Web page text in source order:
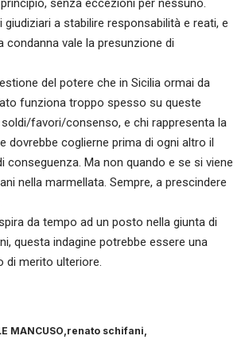
giudiziari a stabilire responsabilità e reati, e
condanna vale la presunzione di
del potere che in Sicilia ormai da
funziona troppo spesso su queste
soldi/favori/consenso, e chi rappresenta la
dovrebbe coglierne prima di ogni altro il
conseguenza. Ma non quando e se si viene
nella marmellata. Sempre, a prescindere
da tempo ad un posto nella giunta di
questa indagine potrebbe essere una
di merito ulteriore.
MANCUSO renato schifani